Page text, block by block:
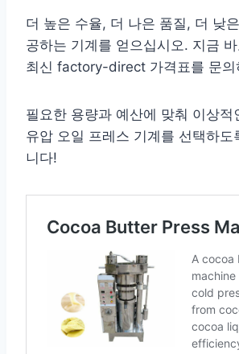
더 높은 수율, 더 나은 품질, 더 낮
공하는 기계를 얻으십시오. 지금
최신 factory-direct 가격표를 문의
필요한 용량과 예산에 맞춰 이상적
유압 오일 프레스 기계를 선택하도
니다!